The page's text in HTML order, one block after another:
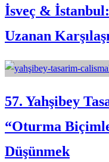
İsveç &
Uzanan
57. Yahşibey
“Oturma
Düşünmek